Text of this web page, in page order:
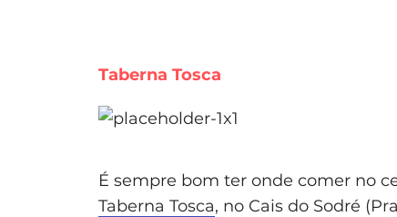
Taberna Tosca
É sempre bom ter onde comer no
Taberna Tosca, no Cais do Sodré